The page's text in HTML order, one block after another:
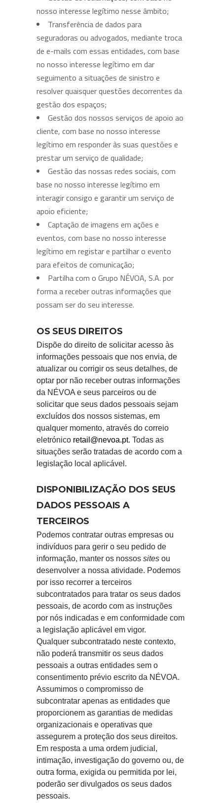
nosso interesse legítimo nesse âmbito;
Transferência de dados para
seguradoras ou advogados, mediante troca
de e-mails com essas entidades, com base
no nosso interesse legítimo em dar
seguimento a situações de sinistro e
resolver quaisquer questões decorrentes da
gestão dos espaços;
Gestão dos nossos serviços de apoio ao
cliente, com base no nosso interesse
legítimo em responder às suas questões e
prestar um serviço de qualidade;
Gestão das nossas redes sociais, com
base no nosso interesse legítimo em
interagir consigo e garantir um serviço de
apoio eficiente;
Captação de imagens em ações e
eventos, com base no nosso interesse
legítimo em registar e partilhar o evento
para efeitos de comunicação;
Partilha com o Grupo NÉVOA, S.A. por
forma a receber outras informações que
possam ser do seu interesse.
OS SEUS DIREITOS
Dispõe do direito de solicitar acesso às
informações pessoais que nos envia, de
atualizar ou corrigir os seus detalhes, de
optar por não receber outras informações
da NÉVOA e seus parceiros ou de
solicitar que seus dados pessoais sejam
excluídos dos nossos sistemas, em
qualquer momento, através do correio
eletrónico retail@nevoa.pt. Todas as
situações serão tratadas de acordo com a
legislação local aplicável.
DISPONIBILIZAÇÃO DOS SEUS
DADOS PESSOAIS A
TERCEIROS
Podemos contratar outras empresas ou
indivíduos para gerir o seu pedido de
informação, manter os nossos sites ou
desenvolver a nossa atividade. Podemos
por isso recorrer a terceiros
subcontratados para tratar os seus dados
pessoais, de acordo com as instruções
por nós indicadas e em conformidade com
a legislação aplicável em vigor.
Qualquer subcontratado neste contexto,
não poderá transmitir os seus dados
pessoais a outras entidades sem o
consentimento prévio escrito da NÉVOA.
Assumimos o compromisso de
subcontratar apenas as entidades que
proporcionem as garantias de medidas
organizacionais e operativas que
assegurem a proteção dos seus direitos.
Em resposta a uma ordem judicial,
intimação, investigação do governo ou, de
outra forma, exigida ou permitida por lei,
poderão ser divulgados os seus dados
pessoais.